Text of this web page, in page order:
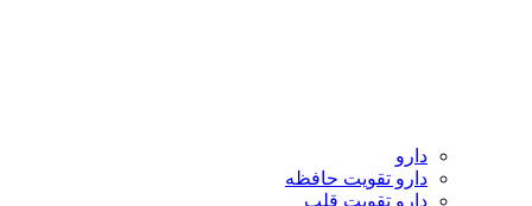
دارو
دارو تقویت حافظه
دارو تقویت قلب